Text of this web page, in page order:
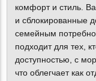
комфорт и стиль.
и сблокированные
семейным
подходит для тех,
доступностью, с
что облегчает как